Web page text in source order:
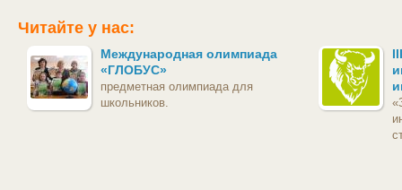
Читайте у нас:
Международная олимпиада
«ГЛОБУС»
предметная олимпиада для
школьников.